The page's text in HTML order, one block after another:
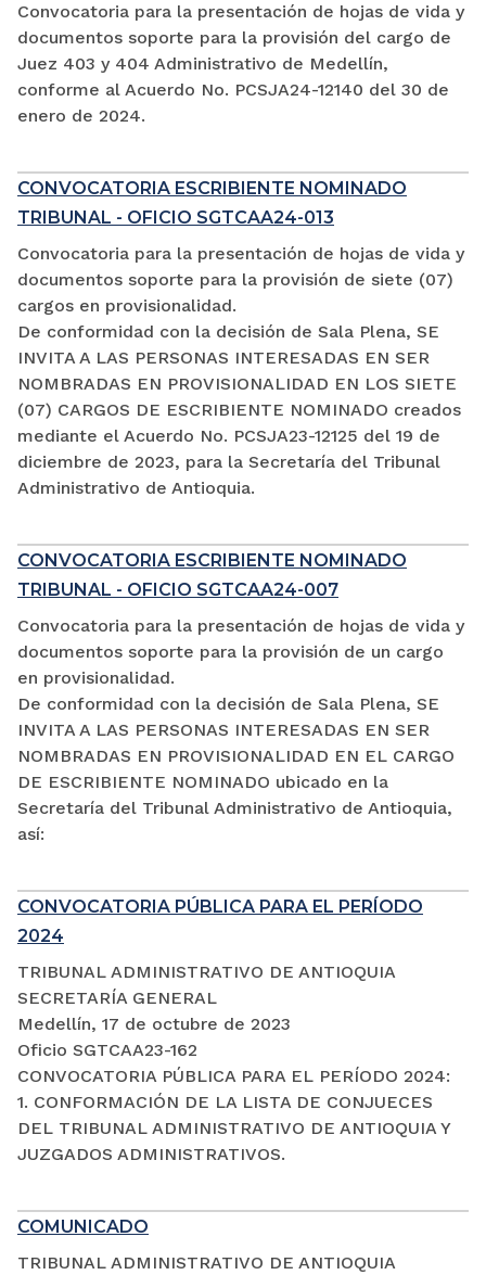
Convocatoria para la presentación de hojas de vida y
documentos soporte para la provisión del cargo de
Juez 403 y 404 Administrativo de Medellín,
conforme al Acuerdo No. PCSJA24-12140 del 30 de
enero de 2024.
CONVOCATORIA ESCRIBIENTE NOMINADO
TRIBUNAL - OFICIO SGTCAA24-013
Convocatoria para la presentación de hojas de vida y
documentos soporte para la provisión de siete (07)
cargos en provisionalidad.
De conformidad con la decisión de Sala Plena, SE
INVITA A LAS PERSONAS INTERESADAS EN SER
NOMBRADAS EN PROVISIONALIDAD EN LOS SIETE
(07) CARGOS DE ESCRIBIENTE NOMINADO creados
mediante el Acuerdo No. PCSJA23-12125 del 19 de
diciembre de 2023, para la Secretaría del Tribunal
Administrativo de Antioquia.
CONVOCATORIA ESCRIBIENTE NOMINADO
TRIBUNAL - OFICIO SGTCAA24-007
Convocatoria para la presentación de hojas de vida y
documentos soporte para la provisión de un cargo
en provisionalidad.
De conformidad con la decisión de Sala Plena, SE
INVITA A LAS PERSONAS INTERESADAS EN SER
NOMBRADAS EN PROVISIONALIDAD EN EL CARGO
DE ESCRIBIENTE NOMINADO ubicado en la
Secretaría del Tribunal Administrativo de Antioquia,
así:
CONVOCATORIA PÚBLICA PARA EL PERÍODO
2024
TRIBUNAL ADMINISTRATIVO DE ANTIOQUIA
SECRETARÍA GENERAL
Medellín, 17 de octubre de 2023
Oficio SGTCAA23-162
CONVOCATORIA PÚBLICA PARA EL PERÍODO 2024:
1. CONFORMACIÓN DE LA LISTA DE CONJUECES
DEL TRIBUNAL ADMINISTRATIVO DE ANTIOQUIA Y
JUZGADOS ADMINISTRATIVOS.
COMUNICADO
TRIBUNAL ADMINISTRATIVO DE ANTIOQUIA